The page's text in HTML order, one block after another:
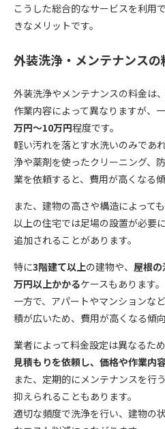
こうした総合的なサービスを利用
きなメリットです。
外装洗浄・メンテナンスの
外装洗浄やメンテナンスの料金は
作業内容によって異なりますが、
万円～10万円程度です。
軽い汚れを落とす水洗いのみであ
浄や薬剤を使ったクリーニング、
業を依頼すると、費用が高くなる傾
また、建物の高さや構造によって
以上の住宅では足場の設置が必要
追加されることがあります。
特に3階建て以上の建物や、 屋根の
万円以上かかるケースもあります。
一方で、アパートやマンションな
積が広いため、費用が高くなる傾向
業者によって料金設定は異なるた
見積もりを依頼し、価格や作業内
また、定期的にメンテナンスを行
抑えられることもあります。
適切な頻度で洗浄を行い、建物の